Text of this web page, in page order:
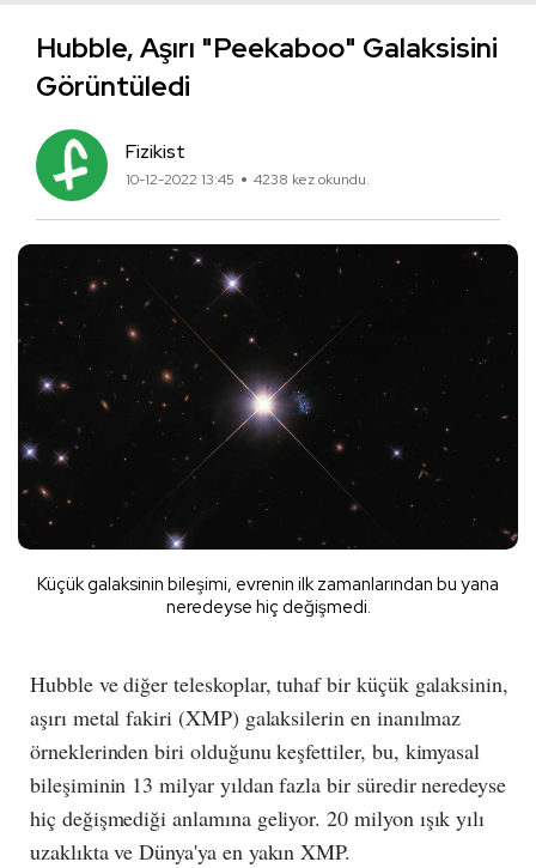
Hubble, Aşırı "Peekaboo" Galaksisini
Görüntüledi
Fizikist
10-12-2022 13:45 4238 kez okundu.
Küçük galaksinin bileşimi, evrenin ilk zamanlarından bu yana
neredeyse hiç değişmedi.
Hubble ve diğer teleskoplar, tuhaf bir küçük galaksinin,
aşırı metal fakiri (XMP) galaksilerin en inanılmaz
örneklerinden biri olduğunu keşfettiler, bu, kimyasal
bileşiminin 13 milyar yıldan fazla bir süredir neredeyse
hiç değişmediği anlamına geliyor. 20 milyon ışık yılı
uzaklıkta ve Dünya'ya en yakın XMP.